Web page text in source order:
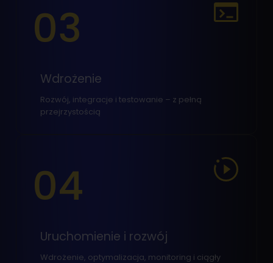
03
Wdrożenie
Rozwój, integracje i testowanie – z pełną
przejrzystością
04
Uruchomienie i rozwój
Wdrożenie, optymalizacja, monitoring i ciągły